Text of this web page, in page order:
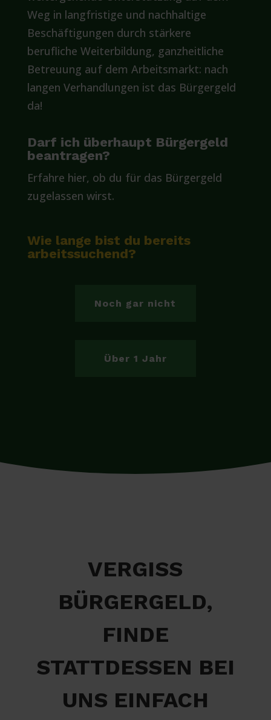
Weg in langfristige und nachhaltige
Beschäftigungen durch stärkere
berufliche Weiterbildung, ganzheitliche
Betreuung auf dem Arbeitsmarkt: nach
langen Verhandlungen ist das Bürgergeld
da!
Darf ich überhaupt Bürgergeld
beantragen?
Erfahre hier, ob du für das Bürgergeld
zugelassen wirst.
Wie lange bist du bereits
arbeitssuchend?
Noch gar nicht
Über 1 Jahr
VERGISS
BÜRGERGELD,
FINDE
STATTDESSEN BEI
UNS EINFACH